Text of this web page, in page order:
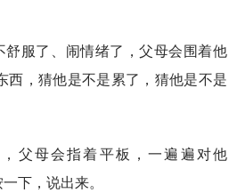
舒服了、闹情绪了，父母会围着他
西，猜他是不是累了，猜他是不是
父母会指着平板，一遍遍对他
下，说出来。